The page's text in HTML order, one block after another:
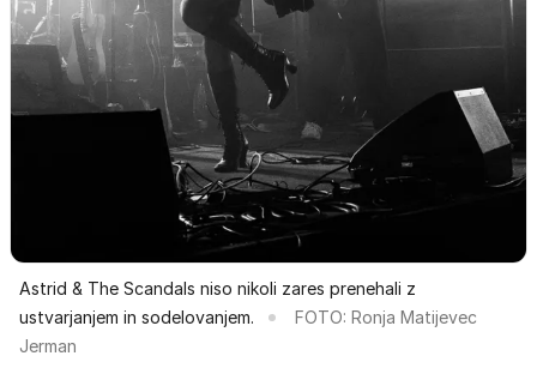
Astrid & The Scandals niso nikoli zares prenehali z
ustvarjanjem in sodelovanjem.
FOTO: Ronja Matijevec
Jerman